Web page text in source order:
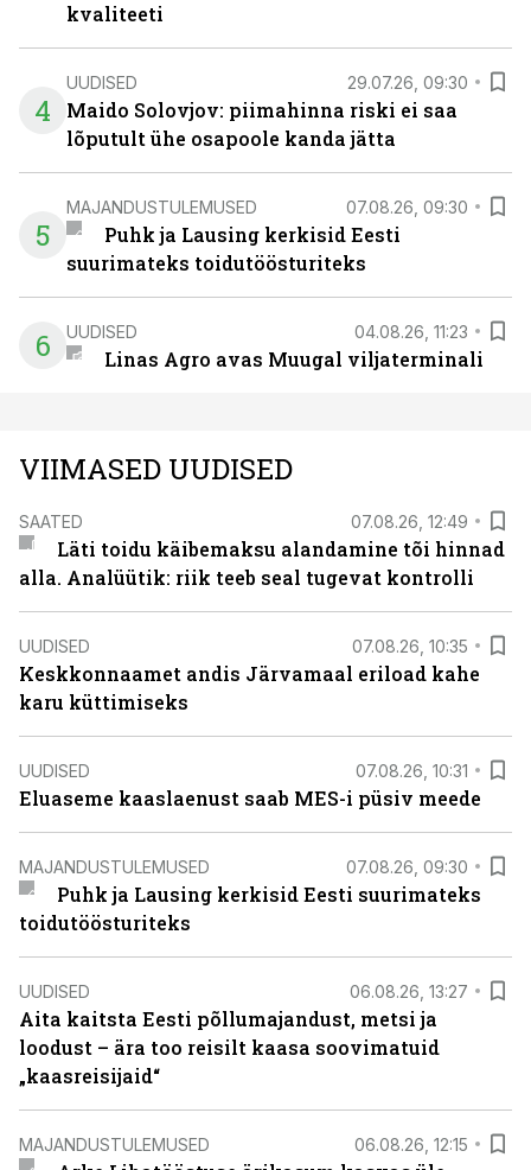
kvaliteeti
4
UUDISED 29.07.26, 09:30
Maido Solovjov: piimahinna riski ei saa
lõputult ühe osapoole kanda jätta
5
MAJANDUSTULEMUSED 07.08.26, 09:30
Puhk ja Lausing kerkisid Eesti
suurimateks toidutöösturiteks
6 UUDISED 04.08.26, 11:23
Linas Agro avas Muugal viljaterminali
VIIMASED UUDISED
SAATED 07.08.26, 12:49
Läti toidu käibemaksu alandamine tõi hinnad
alla. Analüütik: riik teeb seal tugevat kontrolli
UUDISED 07.08.26, 10:35
Keskkonnaamet andis Järvamaal eriload kahe
karu küttimiseks
UUDISED 07.08.26, 10:31
Eluaseme kaaslaenust saab MES-i püsiv meede
MAJANDUSTULEMUSED 07.08.26, 09:30
Puhk ja Lausing kerkisid Eesti suurimateks
toidutöösturiteks
UUDISED 06.08.26, 13:27
Aita kaitsta Eesti põllumajandust, metsi ja
loodust – ära too reisilt kaasa soovimatuid
„kaasreisijaid“
MAJANDUSTULEMUSED 06.08.26, 12:15